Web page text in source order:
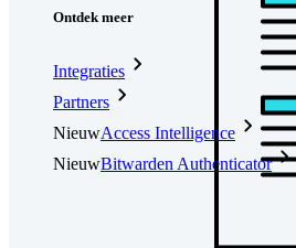
Ontdek meer
Integraties
Partners
NieuwAccess Intelligence
NieuwBitwarden Authenticator